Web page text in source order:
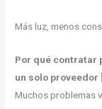
Más luz, menos
Por qué contratar
un solo proveedor
Muchos problemas